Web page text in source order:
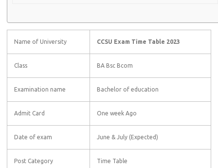
Name of University CCSU Exam Time Table 2023
Class BA Bsc Bcom
Examination name Bachelor of education
Admit Card One week Ago
Date of exam June & July (Expected)
Post Category Time Table